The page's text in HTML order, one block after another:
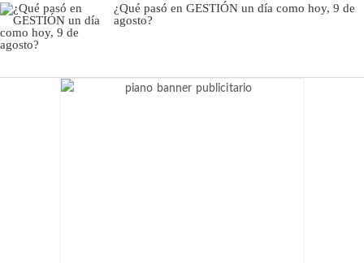
¿Qué pasó en GESTIÓN un día como hoy, 9 de
agosto?